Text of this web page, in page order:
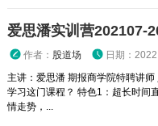
爱思潘实训营202107-
作者： 股道场 日期：
主讲：爱思潘 期报商学院特聘讲
学习这门课程？ 特色1：超长时间
情走势，...